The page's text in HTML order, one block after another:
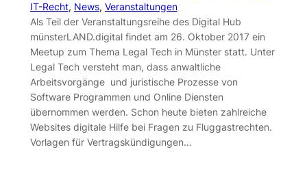
IT-Recht, News, Veranstaltungen
Als Teil der Veranstaltungsreihe des Digital Hub
münsterLAND.digital findet am 26. Oktober 2017 ein
Meetup zum Thema Legal Tech in Münster statt. Unter
Legal Tech versteht man, dass anwaltliche
Arbeitsvorgänge und juristische Prozesse von
Software Programmen und Online Diensten
übernommen werden. Schon heute bieten zahlreiche
Websites digitale Hilfe bei Fragen zu Fluggastrechten.
Vorlagen für Vertragskündigungen…